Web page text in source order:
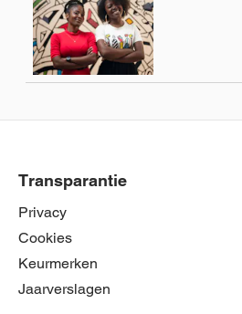
meer
Transparantie
Privacy
Cookies
Keurmerken
Jaarverslagen